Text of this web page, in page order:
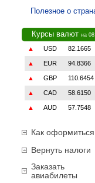
Полезное о
Курсы валют на
▲ USD 82.1665
▲ EUR 94.8366
▲ GBP 110.6454
▲ CAD 58.6150
▲ AUD 57.7548
Как оформиться
Вернуть налоги
Заказать
авиабилеты